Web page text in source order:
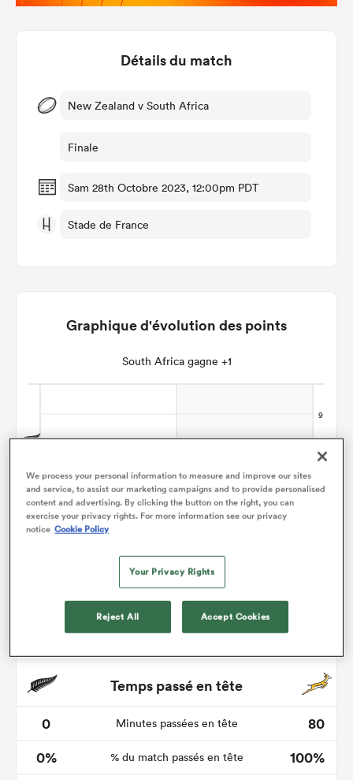
Détails du match
New Zealand v South Africa
Finale
Sam 28th Octobre 2023, 12:00pm PDT
Stade de France
Graphique d'évolution des points
South Africa gagne +1
Temps passé en tête
0
Minutes passées en tête
80
0%
% du match passés en tête
100%
We process your personal information to measure and improve our sites
and service, to assist our marketing campaigns and to provide personalised
content and advertising. By clicking the button on the right, you can
exercise your privacy rights. For more information see our privacy
notice Cookie Policy
Your Privacy Rights
Reject All Accept Cookies